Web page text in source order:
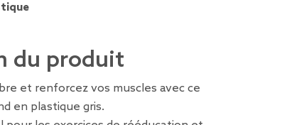
du produit
et renforcez vos muscles avec ce
en plastique gris.